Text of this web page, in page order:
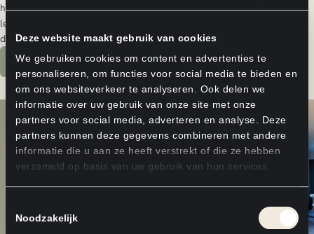
Deze website maakt gebruik van cookies
We gebruiken cookies om content en advertenties te
personaliseren, om functies voor social media te bieden en
om ons websiteverkeer te analyseren. Ook delen we
informatie over uw gebruik van onze site met onze
partners voor social media, adverteren en analyse. Deze
partners kunnen deze gegevens combineren met andere
informatie die u aan ze heeft verstrekt of die ze hebben
verzameld op basis van uw gebruik van hun services.
Noodzakelijk
huis een echt thuis te maken. Zo ontstaat er een harmonieuze
leefomgeving waarin de liefde voor pure materialen en Nederlands
design in elke hoek van de ruimte voelbaar is.
Ontdek de meubellijnen